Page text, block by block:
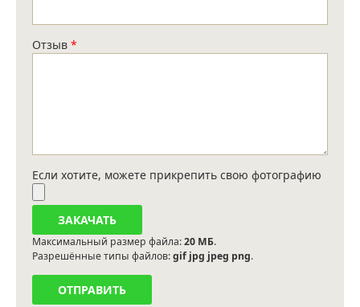
Отзыв *
Если хотите, можете прикрепить свою фотографию
Максимальный размер файла:20 МБ.
Разрешённые типы файлов:gif jpg jpeg png.